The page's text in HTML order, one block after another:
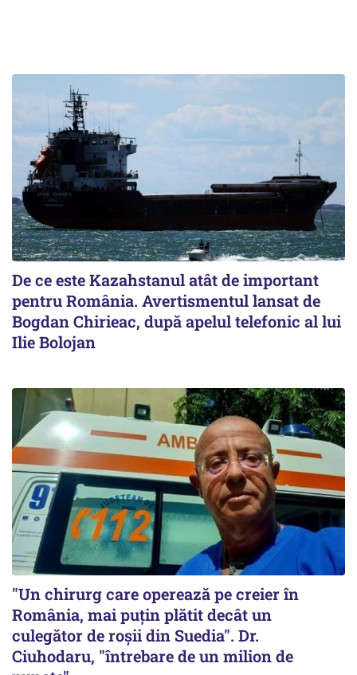
De ce este Kazahstanul atât de important
pentru România. Avertismentul lansat de
Bogdan Chirieac, după apelul telefonic al lui
Ilie Bolojan
"Un chirurg care operează pe creier în
România, mai puțin plătit decât un
culegător de roșii din Suedia". Dr.
Ciuhodaru, "întrebare de un milion de